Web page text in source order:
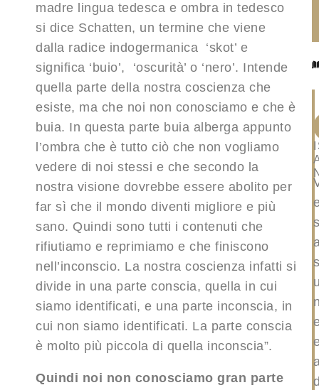
madre lingua tedesca e ombra in tedesco
si dice Schatten, un termine che viene
dalla radice indogermanica ‘skot’ e
significa ‘buio’, ‘oscurità’ o ‘nero’. Intende
quella parte della nostra coscienza che
esiste, ma che noi non conosciamo e che è
buia. In questa parte buia alberga appunto
l’ombra che è tutto ciò che non vogliamo
vedere di noi stessi e che secondo la
nostra visione dovrebbe essere abolito per
far sì che il mondo diventi migliore e più
sano. Quindi sono tutti i contenuti che
rifiutiamo e reprimiamo e che finiscono
nell’inconscio. La nostra coscienza infatti si
divide in una parte conscia, quella in cui
siamo identificati, e una parte inconscia, in
cui non siamo identificati. La parte conscia
è molto più piccola di quella inconscia”.
Quindi noi non conosciamo gran parte